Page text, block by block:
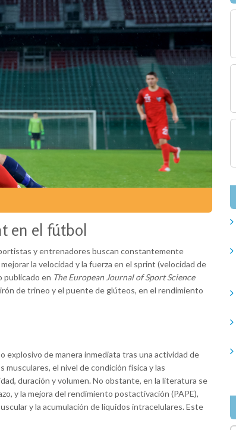
en el fútbol
y entrenadores buscan constantemente
la velocidad y la fuerza en el sprint (velocidad de
publicado en The European Journal of Sport Science
de trineo y el puente de glúteos, en el rendimiento
explosivo de manera inmediata tras una actividad de
el nivel de condición física y las
duración y volumen. No obstante, en la literatura se
y la mejora del rendimiento postactivación (PAPE),
y la acumulación de líquidos intracelulares. Este